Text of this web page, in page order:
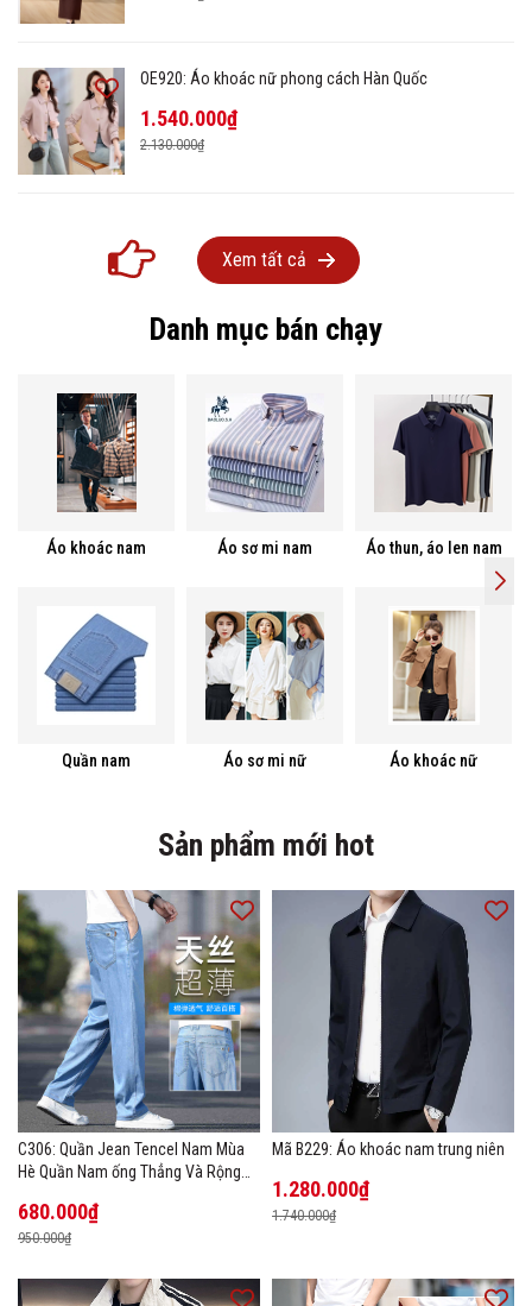
OE920: Áo khoác nữ phong cách Hàn Quốc
1.540.000₫
2.130.000₫
Xem tất cả
Danh mục bán chạy
Áo khoác nam Áo sơ mi nam Áo thun, áo len nam
Quần nam Áo sơ mi nữ Áo khoác nữ
Sản phẩm mới hot
C306: Quần Jean Tencel Nam Mùa
Hè Quần Nam ống Thẳng Và Rộng
680.000₫
950.000₫
Mã B229: Áo khoác nam trung niên
1.280.000₫
1.740.000₫